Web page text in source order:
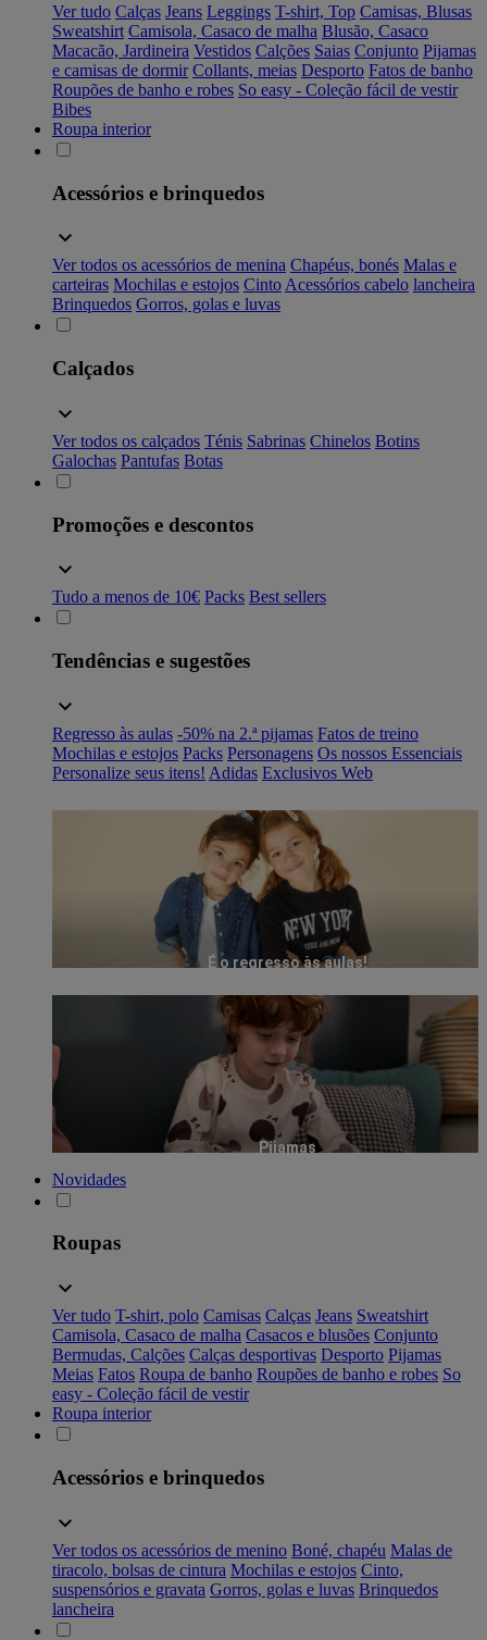
Ver tudo Calças Jeans Leggings T-shirt, Top Camisas, Blusas
Sweatshirt Camisola, Casaco de malha Blusão, Casaco
Macacão, Jardineira Vestidos Calções Saias Conjunto Pijamas
e camisas de dormir Collants, meias Desporto Fatos de banho
Roupões de banho e robes So easy - Coleção fácil de vestir
Bibes
Roupa interior
Acessórios e brinquedos
Ver todos os acessórios de menina Chapéus, bonés Malas e
carteiras Mochilas e estojos Cinto Acessórios cabelo lancheira
Brinquedos Gorros, golas e luvas
Calçados
Ver todos os calçados Ténis Sabrinas Chinelos Botins
Galochas Pantufas Botas
Promoções e descontos
Tudo a menos de 10€ Packs Best sellers
Tendências e sugestões
Regresso às aulas -50% na 2.ª pijamas Fatos de treino
Mochilas e estojos Packs Personagens Os nossos Essenciais
Personalize seus itens! Adidas Exclusivos Web
É o regresso às aulas!
Pijamas
Novidades
Roupas
Ver tudo T-shirt, polo Camisas Calças Jeans Sweatshirt
Camisola, Casaco de malha Casacos e blusões Conjunto
Bermudas, Calções Calças desportivas Desporto Pijamas
Meias Fatos Roupa de banho Roupões de banho e robes So
easy - Coleção fácil de vestir
Roupa interior
Acessórios e brinquedos
Ver todos os acessórios de menino Boné, chapéu Malas de
tiracolo, bolsas de cintura Mochilas e estojos Cinto,
suspensórios e gravata Gorros, golas e luvas Brinquedos
lancheira